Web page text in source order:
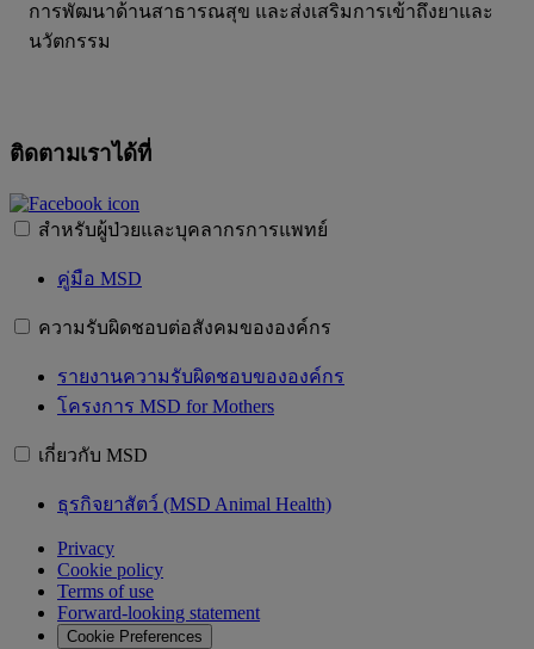
การพัฒนาด้านสาธารณสุข และส่งเสริมการเข้าถึงยาและ
นวัตกรรม
ติดตามเราได้ที่
สำหรับผู้ป่วยและบุคลากรการแพทย์
คู่มือ MSD
ความรับผิดชอบต่อสังคมขององค์กร
รายงานความรับผิดชอบขององค์กร
โครงการ MSD for Mothers
เกี่ยวกับ MSD
ธุรกิจยาสัตว์ (MSD Animal Health)
Privacy
Cookie policy
Terms of use
Forward-looking statement
Cookie Preferences